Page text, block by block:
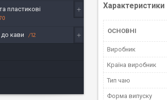
Характеристики
ОСНОВНІ
Виробник
Країна виробник
Тип чаю
Форма випуску
пластикові
кави 12